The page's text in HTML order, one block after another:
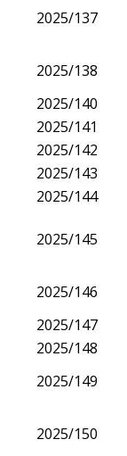
2025/137
2025/138
2025/140
2025/141
2025/142
2025/143
2025/144
2025/145
2025/146
2025/147
2025/148
2025/149
2025/150